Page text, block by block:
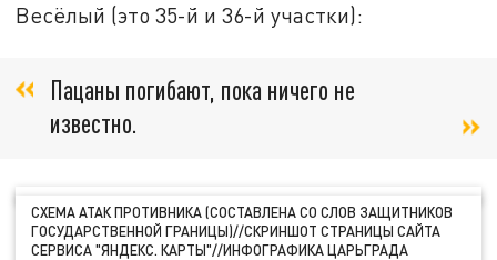
Весёлый (это 35-й и 36-й участки):
Пацаны погибают, пока ничего не
известно.
СХЕМА АТАК ПРОТИВНИКА (СОСТАВЛЕНА СО СЛОВ ЗАЩИТНИКОВ
ГОСУДАРСТВЕННОЙ ГРАНИЦЫ)//СКРИНШОТ СТРАНИЦЫ САЙТА
СЕРВИСА "ЯНДЕКС. КАРТЫ"//ИНФОГРАФИКА ЦАРЬГРАДА